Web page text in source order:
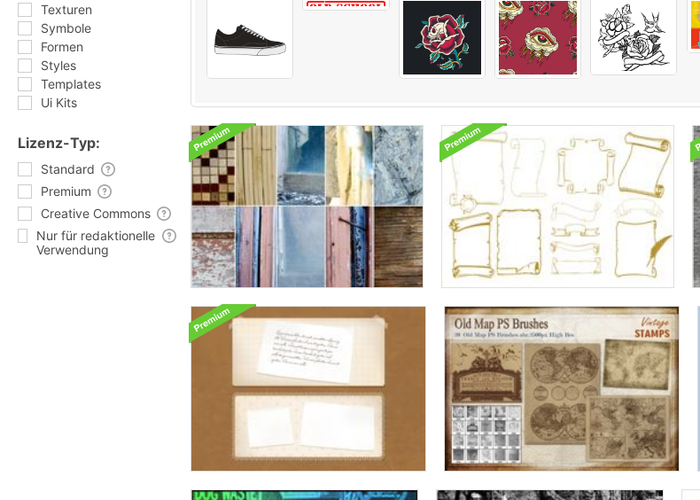
Texturen
Symbole
Formen
Styles
Templates
Ui Kits
Lizenz-Typ:
Standard
Premium
Creative Commons
Nur für redaktionelle
Verwendung